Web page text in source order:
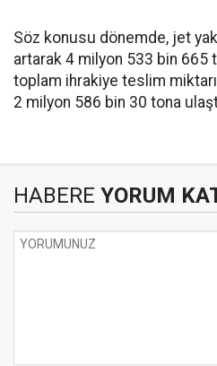
Söz konusu dönemde, jet
artarak 4 milyon 533 bin 665
toplam ihrakiye teslim
2 milyon 586 bin 30 tona
HABERE YORUM